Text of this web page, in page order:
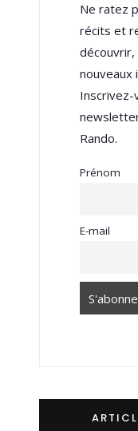
Ne ratez
récits et
découvrir,
nouveaux
Inscrivez-
Rando.
Prénom
E-mail